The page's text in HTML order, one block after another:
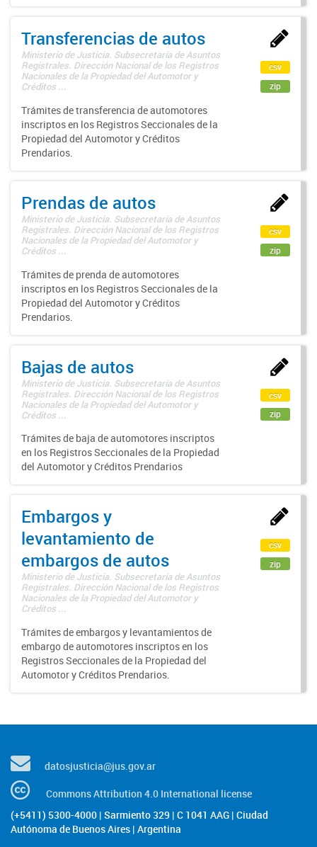
Transferencias de autos
Ministerio de Justicia. Subsecretaría de Asuntos
Registrales. Dirección Nacional de los Registros
Nacionales de la Propiedad del Automotor y
Créditos ...
Trámites de transferencia de automotores
inscriptos en los Registros Seccionales de la
Propiedad del Automotor y Créditos
Prendarios.
csv
zip
Prendas de autos
Ministerio de Justicia. Subsecretaría de Asuntos
Registrales. Dirección Nacional de los Registros
Nacionales de la Propiedad del Automotor y
Créditos ...
Trámites de prenda de automotores
inscriptos en los Registros Seccionales de la
Propiedad del Automotor y Créditos
Prendarios.
csv
zip
Bajas de autos
Ministerio de Justicia. Subsecretaría de Asuntos
Registrales. Dirección Nacional de los Registros
Nacionales de la Propiedad del Automotor y
Créditos ...
Trámites de baja de automotores inscriptos
en los Registros Seccionales de la Propiedad
del Automotor y Créditos Prendarios
csv
zip
Embargos y
levantamiento de
embargos de autos
Ministerio de Justicia. Subsecretaría de Asuntos
Registrales. Dirección Nacional de los Registros
Nacionales de la Propiedad del Automotor y
Créditos ...
Trámites de embargos y levantamientos de
embargo de automotores inscriptos en los
Registros Seccionales de la Propiedad del
Automotor y Créditos Prendarios.
csv
zip
datosjusticia@jus.gov.ar
Commons Attribution 4.0 International license
(+5411) 5300-4000 | Sarmiento 329 | C 1041 AAG | Ciudad
Autónoma de Buenos Aires | Argentina